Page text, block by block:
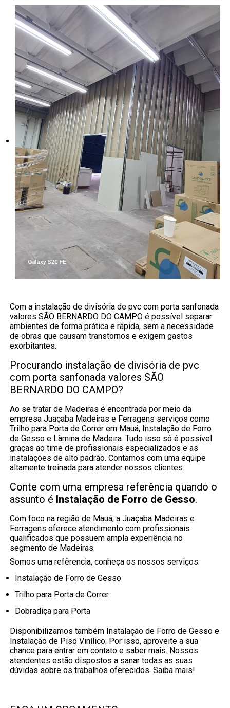
Com a instalação de divisória de pvc com porta sanfonada
valores SÃO BERNARDO DO CAMPO é possível separar
ambientes de forma prática e rápida, sem a necessidade
de obras que causam transtornos e exigem gastos
exorbitantes.
Procurando instalação de divisória de pvc
com porta sanfonada valores SÃO
BERNARDO DO CAMPO?
Ao se tratar de Madeiras é encontrada por meio da
empresa Juaçaba Madeiras e Ferragens serviços como
Trilho para Porta de Correr em Mauá, Instalação de Forro
de Gesso e Lâmina de Madeira. Tudo isso só é possível
graças ao time de profissionais especializados e as
instalações de alto padrão. Contamos com uma equipe
altamente treinada para atender nossos clientes.
Conte com uma empresa referência quando o
assunto é Instalação de Forro de Gesso.
Com foco na região de Mauá, a Juaçaba Madeiras e
Ferragens oferece atendimento com profissionais
qualificados que possuem ampla experiência no
segmento de Madeiras.
Somos uma refêrencia, conheça os nossos serviços:
Instalação de Forro de Gesso
Trilho para Porta de Correr
Dobradiça para Porta
Disponibilizamos também Instalação de Forro de Gesso e
Instalação de Piso Vinílico. Por isso, aproveite a sua
chance para entrar em contato e saber mais. Nossos
atendentes estão dispostos a sanar todas as suas
dúvidas sobre os trabalhos oferecidos. Saiba mais!